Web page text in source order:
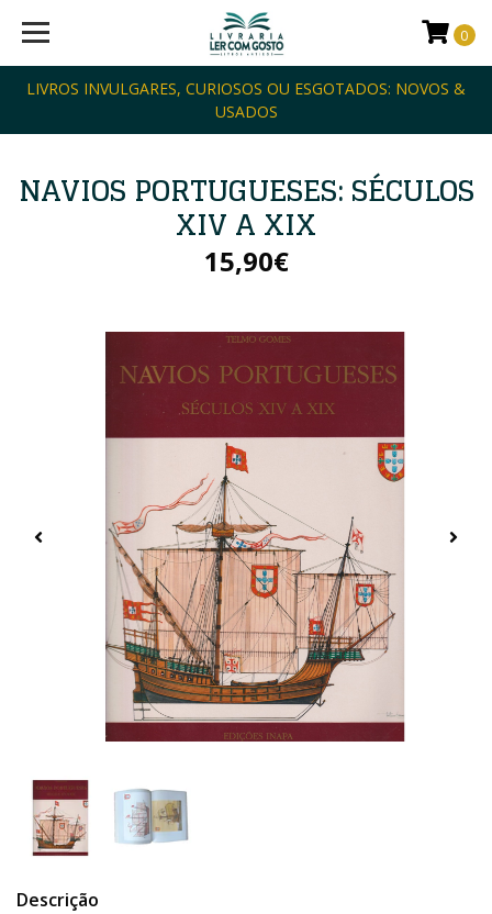
LIVROS INVULGARES, CURIOSOS OU ESGOTADOS: NOVOS &
USADOS
0
NAVIOS PORTUGUESES: SÉCULOS
XIV A XIX
15,90€
Descrição